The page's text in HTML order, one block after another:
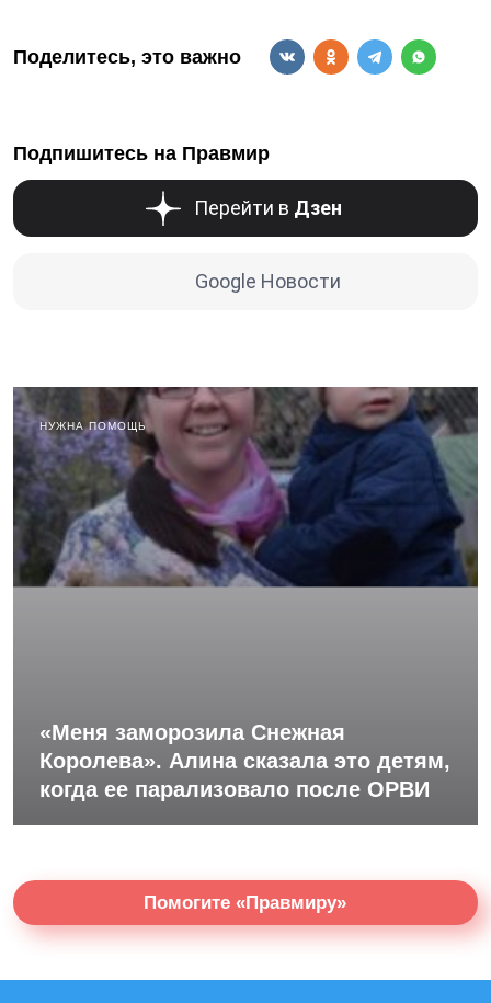
Поделитесь, это важно
Подпишитесь на Правмир
Перейти в Дзен
Google Новости
НУЖНА ПОМОЩЬ
«Меня заморозила Снежная
Королева». Алина сказала это детям,
когда ее парализовало после ОРВИ
Помогите «Правмиру»